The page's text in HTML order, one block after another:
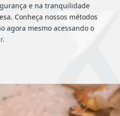
e na tranquilidade
Conheça nossos métodos
agora mesmo acessando o
.